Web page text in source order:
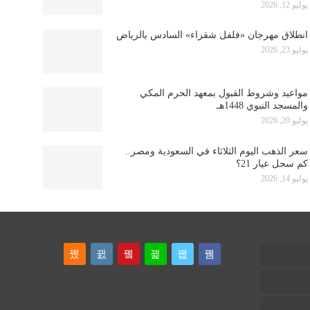
يوليو 12, 2026
انطلاق مهرجان «فلفل شقراء» السادس بالرياض
يوليو 23, 2026
مواعيد وشروط القبول بمعهد الحرم المكي
والمسجد النبوي 1448هـ
يوليو 20, 2026
سعر الذهب اليوم الثلاثاء في السعودية ومصر..
كم سجل عيار 21؟
يوليو 14, 2026